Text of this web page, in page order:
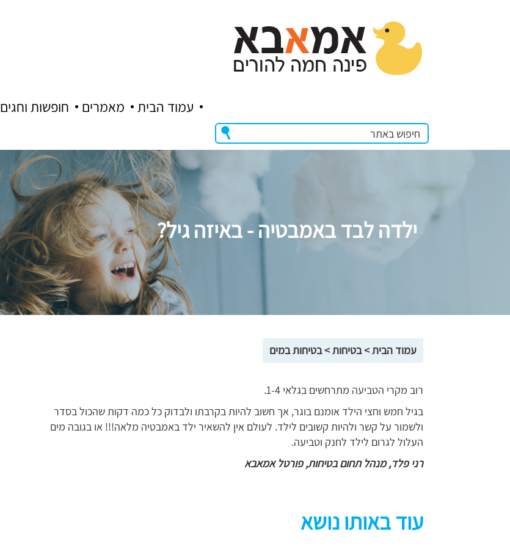
חופשות וחגים מאמרים עמוד הבית
ילדה לבד באמבטיה - באיזה גיל?
עמוד הבית>בטיחות>בטיחות במים
רוב מקרי הטביעה מתרחשים בגלאי 1-4.
בגיל חמש וחצי הילד אומנם בוגר, אך חשוב להיות בקרבתו ולבדוק כל כמה דקות שהכול בסדר
ולשמור על קשר ולהיות קשובים לילד. לעולם אין להשאיר ילד באמבטיה מלאה!!! או בגובה מים
העלול לגרום לילד לחנק וטביעה.
רני פלד, מנהל תחום בטיחות, פורטל אמאבא
עוד באותו נושא